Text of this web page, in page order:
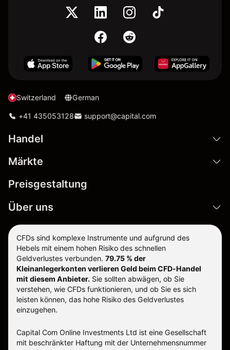
Switzerland German
+41 435053128 support@capital.com
Handel
Märkte
Preisgestaltung
Über uns
CFDs sind komplexe Instrumente und aufgrund des
Hebels mit einem hohen Risiko des schnellen
Geldverlustes verbunden. 79.75 % der
Kleinanlegerkonten verlieren Geld beim CFD-Handel
mit diesem Anbieter. Sie sollten abwägen, ob Sie
verstehen, wie CFDs funktionieren, und ob Sie es sich
leisten können, das hohe Risiko des Geldverlustes
einzugehen.
Capital Com Online Investments Ltd ist eine Gesellschaft
mit beschränkter Haftung mit der Unternehmensnummer